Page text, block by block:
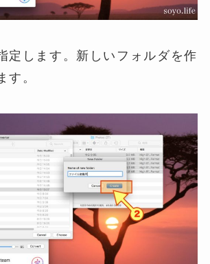
定します。新しいフォルダを作
す。